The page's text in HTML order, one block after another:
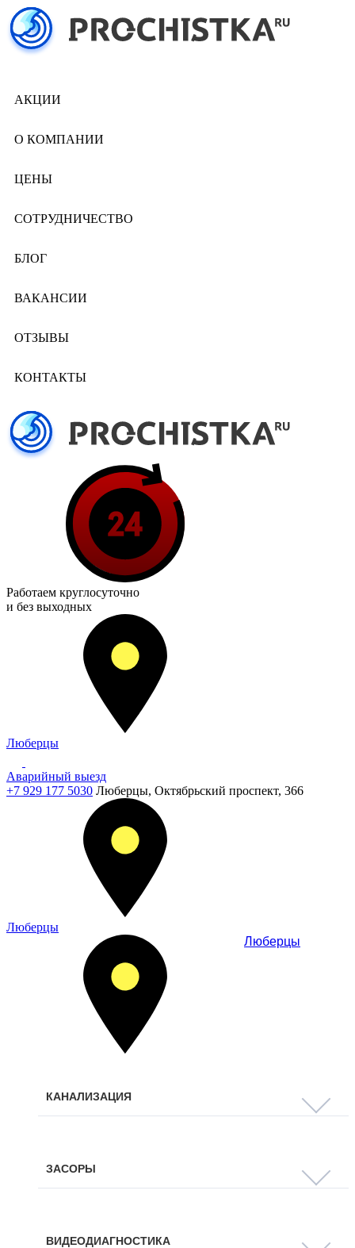
АКЦИИ
О КОМПАНИИ
ЦЕНЫ
СОТРУДНИЧЕСТВО
БЛОГ
ВАКАНСИИ
ОТЗЫВЫ
КОНТАКТЫ
Работаем круглосуточно
и без выходных
Люберцы
Аварийный выезд
+7 929 177 5030 Люберцы, Октябрьский проспект, 366
Люберцы
Люберцы
КАНАЛИЗАЦИЯ
ЗАСОРЫ
ВИДЕОДИАГНОСТИКА